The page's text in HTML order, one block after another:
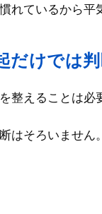
れているから
だけでは
整えることは必
はそろいません